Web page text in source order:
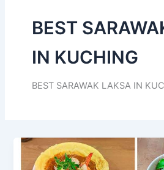
BEST
IN KUCHING
BEST SARAWAK LAKSA IN